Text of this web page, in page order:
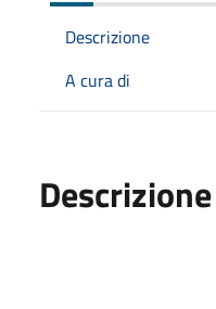
Descrizione
A cura di
Descrizione